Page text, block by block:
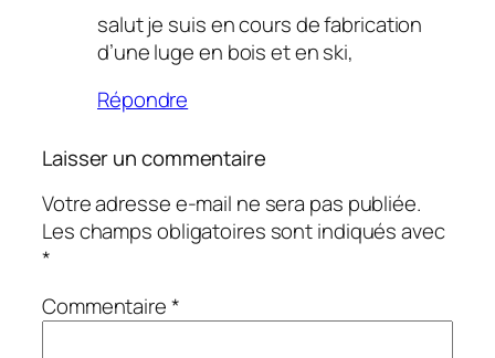
salut je suis en cours de fabrication
d’une luge en bois et en ski,
Répondre
Laisser un commentaire
Votre adresse e-mail ne sera pas publiée.
Les champs obligatoires sont indiqués avec
*
Commentaire*